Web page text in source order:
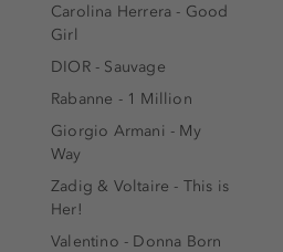
Carolina Herrera - Good
Girl
DIOR - Sauvage
Rabanne - 1 Million
Giorgio Armani - My
Way
Zadig & Voltaire - This is
Her!
Valentino - Donna Born